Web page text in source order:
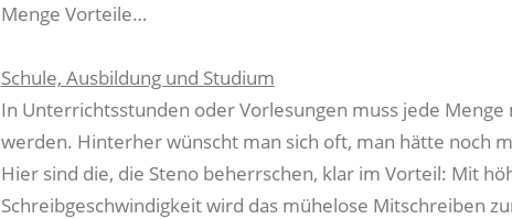
Menge Vorteile…
Schule, Ausbildung und Studium
In Unterrichtsstunden oder Vorlesungen muss jede
werden. Hinterher wünscht man sich oft, man hätte noch
Hier sind die, die Steno beherrschen, klar im Vorteil: Mit
Schreibgeschwindigkeit wird das mühelose Mitschreiben